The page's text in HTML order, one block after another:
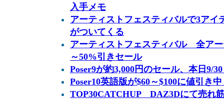
入手メモ
アーティストフェスティバルで3アイ
がついてくる
アーティストフェスティバル 全ア
～50%引きセール
Poser9が約3,000円のセール、本日9/
Poser10英語版が$60～$100に値引き
TOP30CATCHUP DAZ3Dにて売れ